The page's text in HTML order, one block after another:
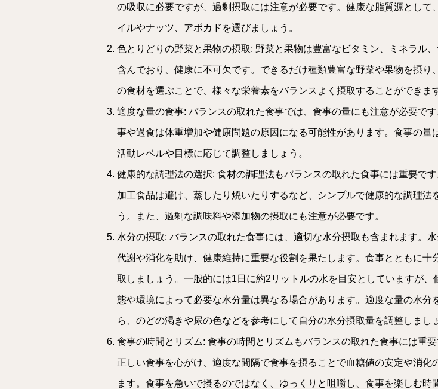
の吸収に必要ですが、過剰摂取には注意が必要です。健康な脂質源として
イルやナッツ、アボカドを選びましょう。
色とりどりの野菜と果物の摂取: 野菜と果物は豊富なビタミン、ミネラル
含んでおり、健康に不可欠です。できるだけ種類豊富な野菜や果物を摂り
の食材を選ぶことで、様々な栄養素をバランスよく摂取することができま
適度な量の食事: バランスの取れた食事では、食事の量にも注意が必要で
事や過食は体重増加や健康問題の原因になる可能性があります。食事の量
活動レベルや目標に応じて調整しましょう。
健康的な調理法の選択: 食材の調理法もバランスの取れた食事には重要で
加工食品は避け、蒸したり焼いたりするなど、シンプルで健康的な調理法
う。また、過剰な調味料や添加物の摂取にも注意が必要です。
水分の摂取: バランスの取れた食事には、適切な水分摂取も含まれます。
代謝や消化を助け、健康維持に重要な役割を果たします。食事とともに十
取しましょう。一般的には1日に約2リットルの水を目安としていますが、
態や環境によって必要な水分量は異なる場合があります。適度な量の水分
ら、のどの渇きや尿の色などを参考にして自分の水分摂取量を調整しまし
食事の時間とリズム: 食事の時間とリズムもバランスの取れた食事には重要
正しい食事を心がけ、適度な間隔で食事を摂ることで血糖値の安定や消化
ます。食事を急いで摂るのではなく、ゆっくりと咀嚼し、食事を楽しむ時